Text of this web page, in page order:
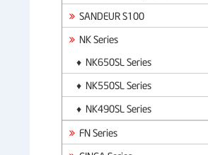
SANDEUR S100
NK Series
♦ NK650SL Series
♦ NK550SL Series
♦ NK490SL Series
FN Series
SANDEUR S100
NK Series
GINGA Series